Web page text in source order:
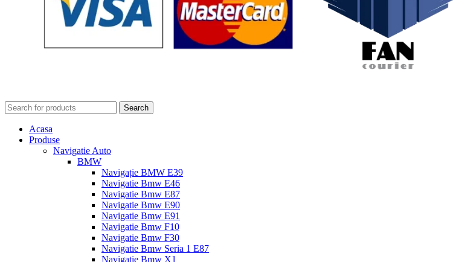
Search
Acasa
Produse
Navigatie Auto
BMW
Navigație BMW E39
Navigatie Bmw E46
Navigatie Bmw E87
Navigatie Bmw E90
Navigatie Bmw E91
Navigatie Bmw F10
Navigatie Bmw F30
Navigatie Bmw Seria 1 E87
Navigatie Bmw X1